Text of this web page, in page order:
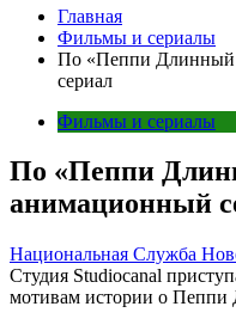
Главная
Фильмы и сериалы
По «Пеппи Длинный
сериал
Фильмы и сериалы
По «Пеппи
анимационный
Национальная Служба
Студия Studiocanal
мотивам истории о Пеппи